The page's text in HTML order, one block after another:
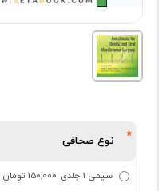
نوع صحافی
سیمی 1 جلدی 150,000 تومان